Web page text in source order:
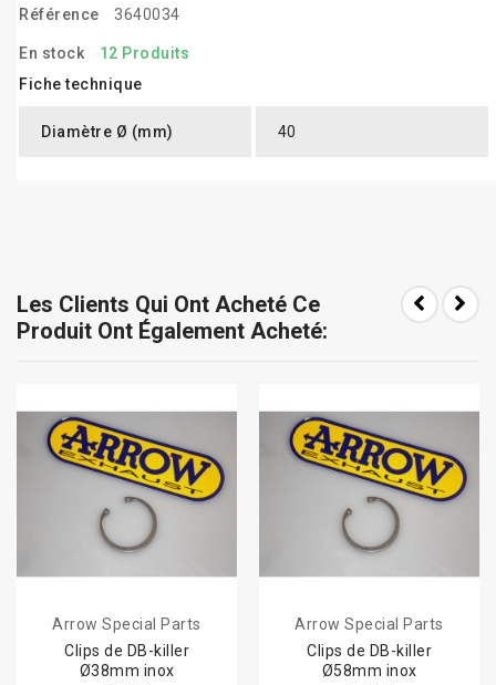
Référence 3640034
En stock
12 Produits
Fiche technique
Diamètre Ø (mm) 40
Les Clients Qui Ont Acheté Ce
Produit Ont Également Acheté:
Arrow Special Parts
Clips de DB-killer
Ø38mm inox
Arrow Special Parts
Clips de DB-killer
Ø58mm inox